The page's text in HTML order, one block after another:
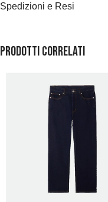
Spedizioni e Resi
Prodotti correlati